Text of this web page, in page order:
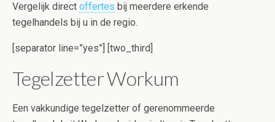
Vergelijk direct offertes bij meerdere erkende
tegelhandels bij u in de regio.
[separator line=”yes”] [two_third]
Tegelzetter Workum
Een vakkundige tegelzetter of gerenommeerde